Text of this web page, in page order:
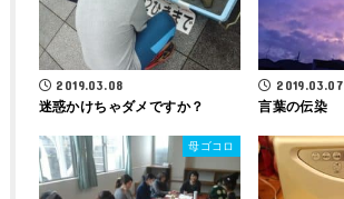
2019.03.08
迷惑かけちゃダメですか？
2019.03.07
言葉の伝染
母ゴコロ